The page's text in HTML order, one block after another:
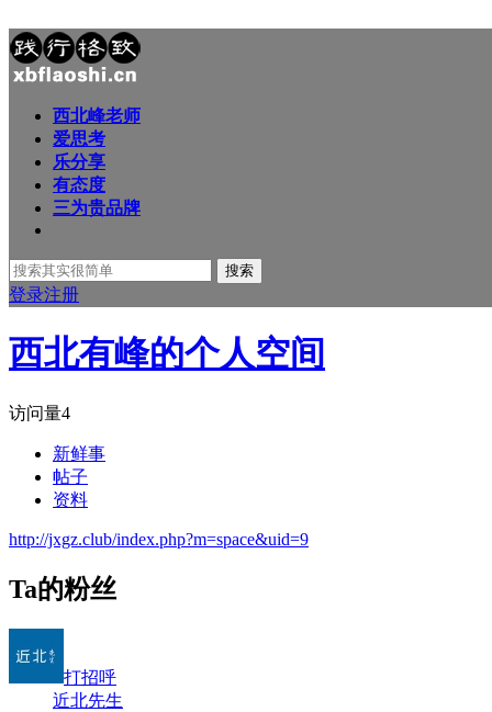
西北峰老师
爱思考
乐分享
有态度
三为贵品牌
搜索
登录注册
西北有峰的个人空间
访问量4
新鲜事
帖子
资料
http://jxgz.club/index.php?m=space&uid=9
Ta的粉丝
打招呼
近北先生